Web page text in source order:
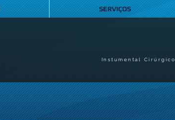
SERVIÇOS
Instumental Cirúrgico